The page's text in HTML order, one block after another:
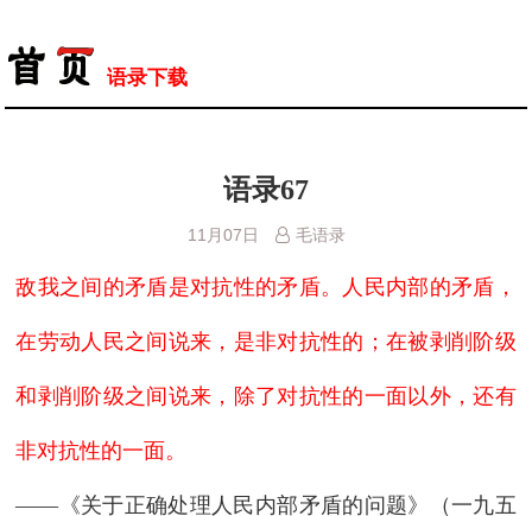
语录下载
语录67
11月07日 毛语录
敌我之间的矛盾是对抗性的矛盾。人民内部的矛盾，
在劳动人民之间说来，是非对抗性的；在被剥削阶级
和剥削阶级之间说来，除了对抗性的一面以外，还有
非对抗性的一面。
——《关于正确处理人民内部矛盾的问题》（一九五